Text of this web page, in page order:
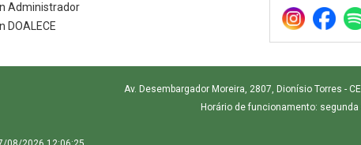
Administrador
DOALECE
Av. Desembargador Moreira, 2807, Dionísio Torres -
Horário de funcionamento: segunda